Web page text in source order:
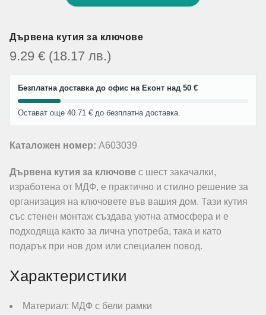
Дървена кутия за ключове
9.29 € (18.17 лв.)
Безплатна доставка до офис на Еконт над 50 €
Остават още 40.71 € до безплатна доставка.
Каталожен номер: A603039
Дървена кутия за ключове с шест закачалки,
изработена от МДФ, е практично и стилно решение за
организация на ключовете във вашия дом. Тази кутия
със стенен монтаж създава уютна атмосфера и е
подходяща както за лична употреба, така и като
подарък при нов дом или специален повод.
Характеристики
Материал: МДФ с бели рамки